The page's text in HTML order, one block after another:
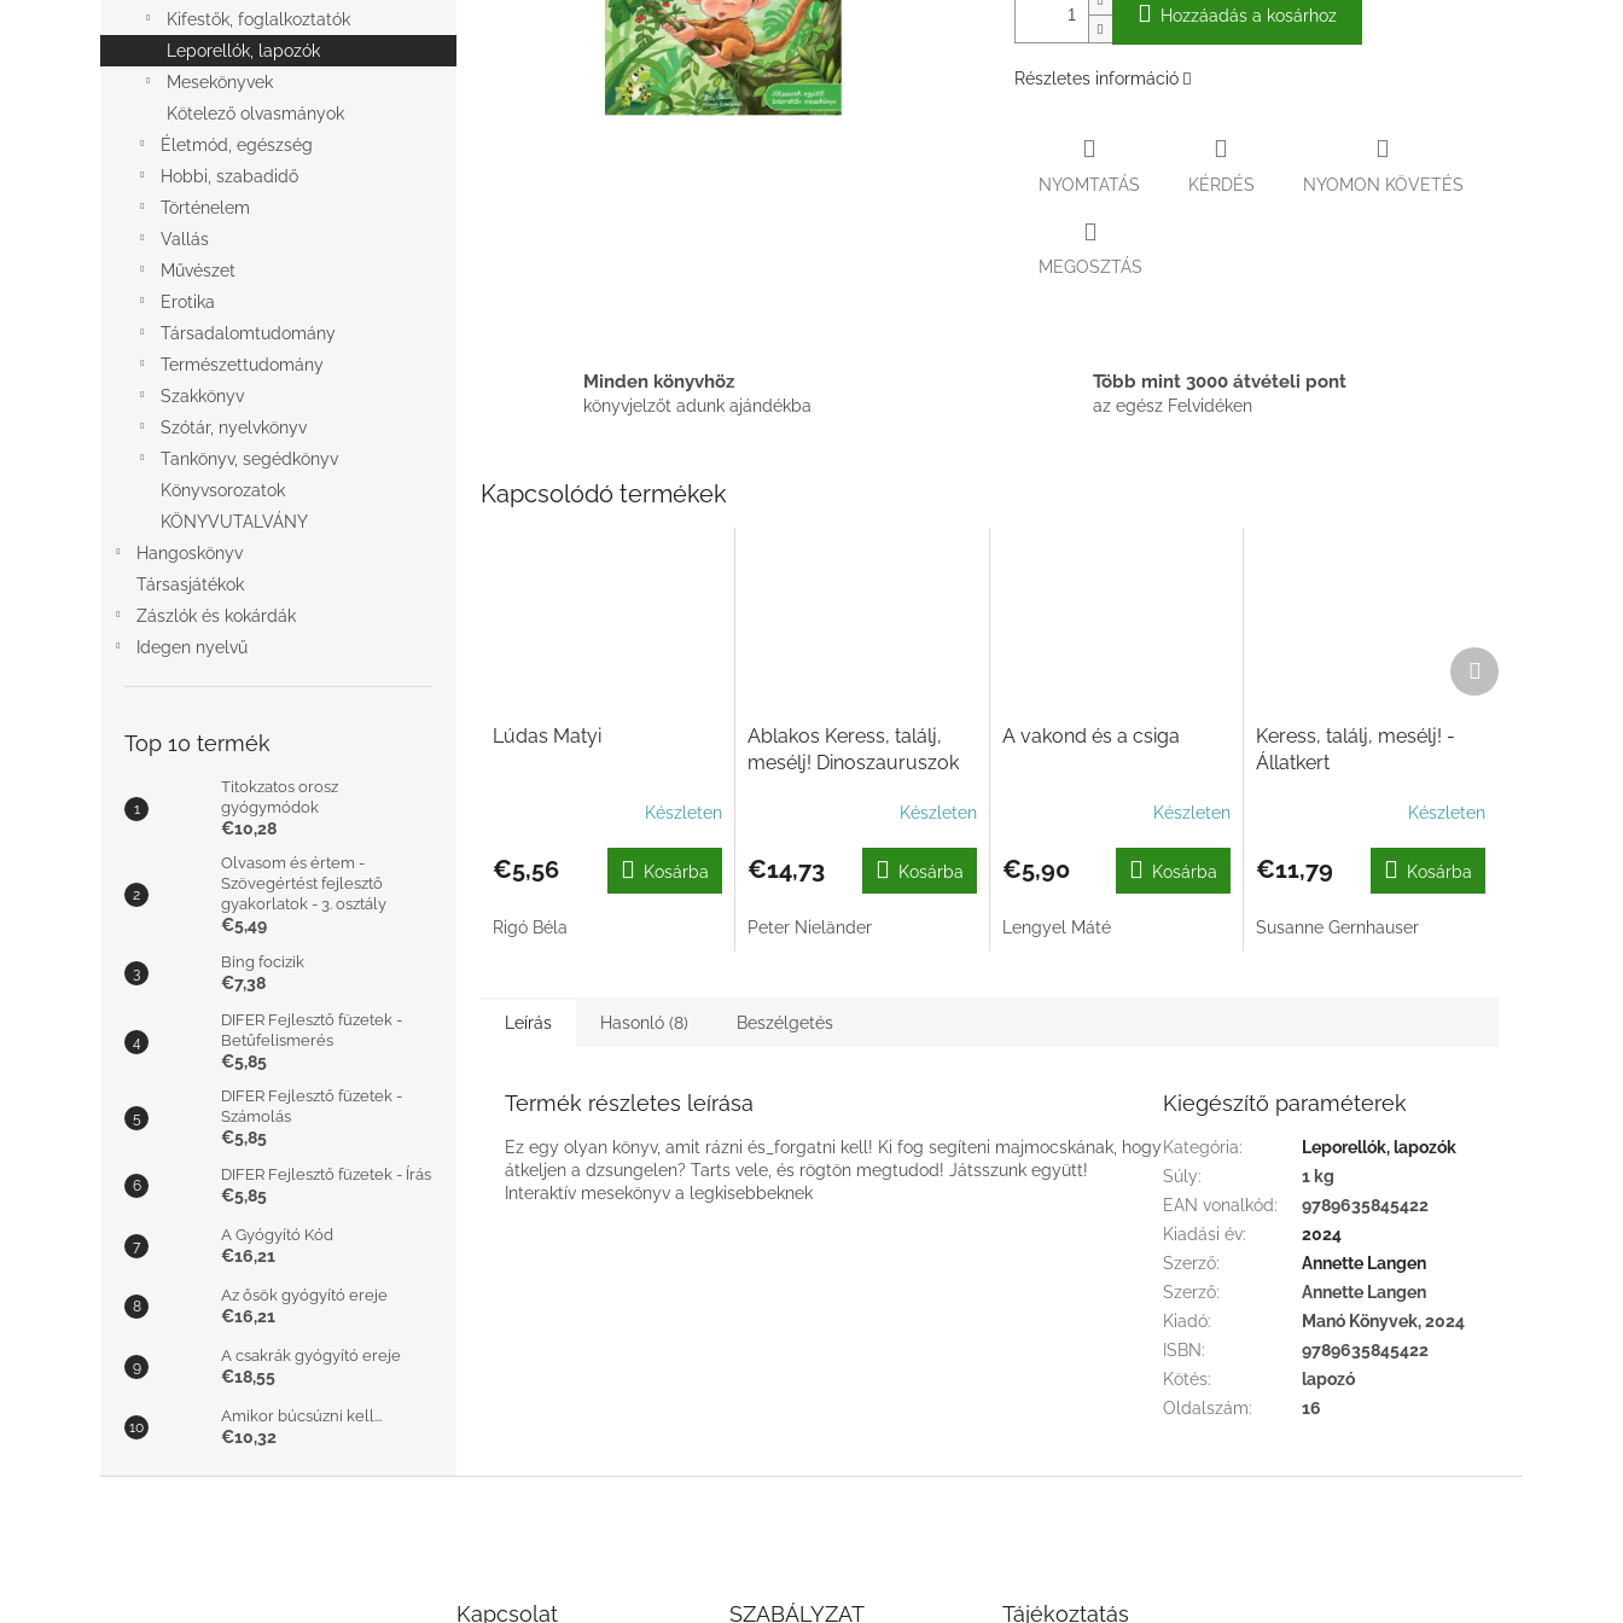
Kifestők, foglalkoztatók
Leporellók, lapozók
Mesekönyvek
Kötelező olvasmányok
Életmód, egészség
Hobbi, szabadidő
Történelem
Vallás
Művészet
Erotika
Társadalomtudomány
Természettudomány
Szakkönyv
Szótár, nyelvkönyv
Tankönyv, segédkönyv
Könyvsorozatok
KÖNYVUTALVÁNY
Hangoskönyv
Társasjátékok
Zászlók és kokárdák
Idegen nyelvű
Top 10 termék
Titokzatos orosz
gyógymódok
€10,28
Olvasom és értem -
Szövegértést fejlesztő
gyakorlatok - 3. osztály
€5,49
Bing focizik
€7,38
DIFER Fejlesztő füzetek -
Betűfelismerés
€5,85
DIFER Fejlesztő füzetek -
Számolás
€5,85
DIFER Fejlesztő füzetek - Írás
€5,85
A Gyógyító Kód
€16,21
Az ősök gyógyító ereje
€16,21
A csakrák gyógyító ereje
€18,55
Amikor búcsúzni kell...
€10,32
Hozzáadás a kosárhoz
Részletes információ
NYOMTATÁS KÉRDÉS NYOMON KÖVETÉS
MEGOSZTÁS
Minden könyvhöz
könyvjelzőt adunk ajándékba
Több mint 3000 átvételi pont
az egész Felvidéken
Kapcsolódó termékek
Lúdas Matyi
Készleten
€5,56 Kosárba
Rigó Béla
Ablakos Keress, találj,
mesélj! Dinoszauruszok
Készleten
€14,73 Kosárba
Peter Nieländer
A vakond és a csiga
Készleten
€5,90 Kosárba
Lengyel Máté
Keress, találj, mesélj! -
Állatkert
Készleten
€11,79 Kosárba
Susanne Gernhauser
Következő
termék
Leírás Hasonló (8) Beszélgetés
Termék részletes leírása
Ez egy olyan könyv, amit rázni és_forgatni kell! Ki fog segíteni majmocskának, hogy
átkeljen a dzsungelen? Tarts vele, és rögtön megtudod! Játsszunk együtt!
Interaktív mesekönyv a legkisebbeknek
Kiegészítő paraméterek
Kategória:
Leporellók, lapozók
Súly:
1 kg
EAN vonalkód:
9789635845422
Kiadási év:
2024
Szerző:
Annette Langen
Szerző:
Annette Langen
Kiadó:
Manó Könyvek, 2024
ISBN:
9789635845422
Kötés:
lapozó
Oldalszám: 16
Kapcsolat SZABÁLYZAT Tájékoztatás